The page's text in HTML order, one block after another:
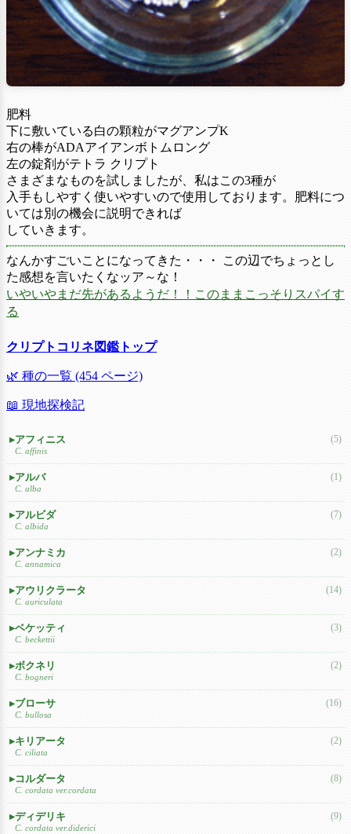
肥料
下に敷いている白の顆粒がマグアンプK
右の棒がADAアイアンボトムロング
左の錠剤がテトラ クリプト
さまざまなものを試しましたが、私はこの3種が
入手もしやすく使いやすいので使用しております。肥料につ
いては別の機会に説明できれば
していきます。
なんかすごいことになってきた・・・ この辺でちょっとし
た感想を言いたくなッア～な！
いやいやまだ先があるようだ！！このままこっそりスパイす
る
クリプトコリネ図鑑トップ
🌿 種の一覧 (454 ページ)
📖 現地探検記
アフィニス
C. affinis
(5)
アルバ
C. alba
(1)
アルビダ
C. albida
(7)
アンナミカ
C. annamica
(2)
アウリクラータ
C. auriculata
(14)
ベケッティ
C. beckettii
(3)
ボクネリ
C. bogneri
(2)
ブローサ
C. bullosa
(16)
キリアータ
C. ciliata
(2)
コルダータ
C. cordata ver.cordata
(8)
ディデリキ
C. cordata ver.diderici
(9)